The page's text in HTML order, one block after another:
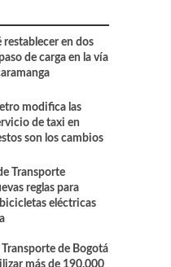
restablecer en dos
de carga en la vía
modifica las
de taxi en
son los cambios
Transporte
reglas para
eléctricas
Transporte de Bogotá
más de 190.000